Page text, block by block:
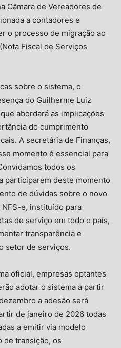
Câmara de Vereadores de
a contadores e
o processo de migração ao
Fiscal de Serviços
sobre o sistema, o
do Guilherme Luiz
abordará as implicações
do cumprimento
A secretária de Finanças,
momento é essencial para
todos os
participarem deste momento
de dúvidas sobre o novo
NFS-e, instituído para
de serviço em todo o país,
transparência e
setor de serviços.
oficial, empresas optantes
adotar o sistema a partir
a adesão será
de janeiro de 2026 todas
a emitir via modelo
de transição, os